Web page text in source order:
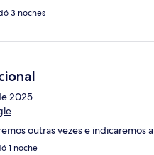
3 noches
2025
outras vezes e indicaremos
1 noche